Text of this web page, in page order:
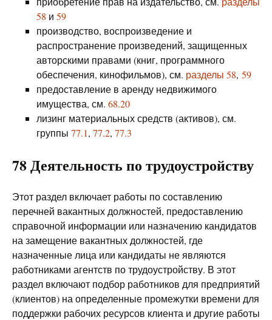
58 и 59
производство, воспроизведение и
распространение произведений, защищенных
авторскими правами (книг, программного
обеспечения, кинофильмов), см. разделы 58, 59
предоставление в аренду недвижимого
имущества, см. 68.20
лизинг материальных средств (активов), см.
группы 77.1, 77.2, 77.3
78 Деятельность по трудоустройству
Этот раздел включает работы по составлению
перечней вакантных должностей, предоставлению
справочной информации или назначению кандидатов
на замещение вакантных должностей, где
назначенные лица или кандидаты не являются
работниками агентств по трудоустройству. В этот
раздел включают подбор работников для предприятий
(клиентов) на определенные промежутки времени для
поддержки рабочих ресурсов клиента и другие работы